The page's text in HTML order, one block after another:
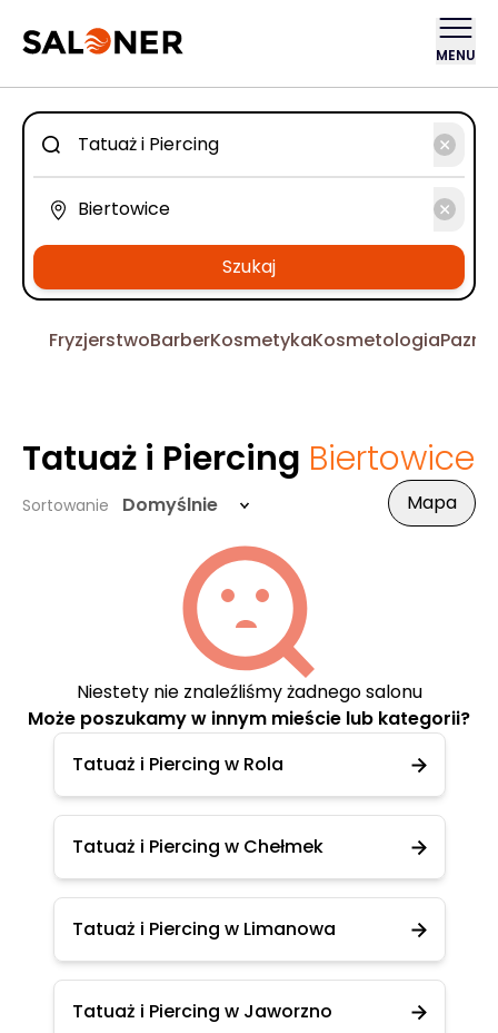
MENU
Szukaj
FryzjerstwoBarberKosmetykaKosmetologia
Tatuaż i Piercing Biertowice
Sortowanie Domyślnie Mapa
Niestety nie znaleźliśmy żadnego salonu
Może poszukamy w innym mieście lub kategorii?
Tatuaż i Piercing w Rola
Tatuaż i Piercing w Chełmek
Tatuaż i Piercing w Limanowa
Tatuaż i Piercing w Jaworzno